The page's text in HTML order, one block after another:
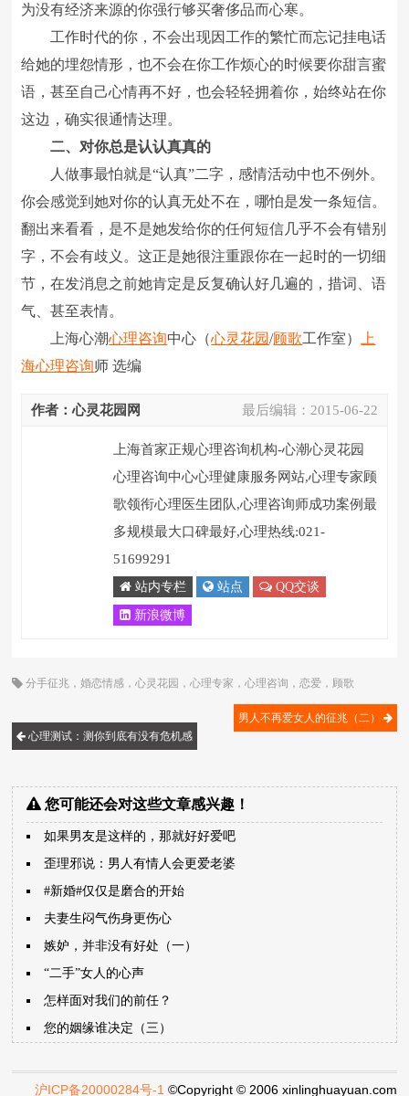
为没有经济来源的你强行够买奢侈品而心寒。
工作时代的你，不会出现因工作的繁忙而忘记挂电话
给她的埋怨情形，也不会在你工作烦心的时候要你甜言蜜
语，甚至自己心情再不好，也会轻轻拥着你，始终站在你
这边，确实很通情达理。
二、对你总是认认真真的
人做事最怕就是“认真”二字，感情活动中也不例外。
你会感觉到她对你的认真无处不在，哪怕是发一条短信。
翻出来看看，是不是她发给你的任何短信几乎不会有错别
字，不会有歧义。这正是她很注重跟你在一起时的一切细
节，在发消息之前她肯定是反复确认好几遍的，措词、语
气、甚至表情。
上海心潮心理咨询中心（心灵花园/顾歌工作室）
上
海心理咨询师 选编
最后编辑： 2015-06-22
作者：心灵花园网
上海首家正规心理咨询机构-心潮心灵花园
心理咨询中心心理健康服务网站,心理专家顾
歌领衔心理医生团队,心理咨询师成功案例最
多规模最大口碑最好,心理热线:021-
51699291
站内专栏 站点 QQ交谈
新浪微博
分手征兆 ，婚恋情感 ，心灵花园 ，心理专家 ，心理咨询 ，恋爱 ， 顾歌
心理测试：测你到底有没有危机感
男人不再爱女人的征兆（二）
您可能还会对这些文章感兴趣！
如果男友是这样的，那就好好爱吧
歪理邪说：男人有情人会更爱老婆
#新婚#仅仅是磨合的开始
夫妻生闷气伤身更伤心
嫉妒，并非没有好处（一）
“二手”女人的心声
怎样面对我们的前任？
您的姻缘谁决定（三）
沪ICP备20000284号-1 ©Copyright © 2006 xinlinghuayuan.com